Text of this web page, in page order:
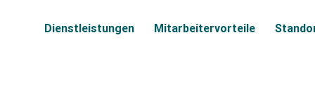
Dienstleistungen Mitarbeitervorteile